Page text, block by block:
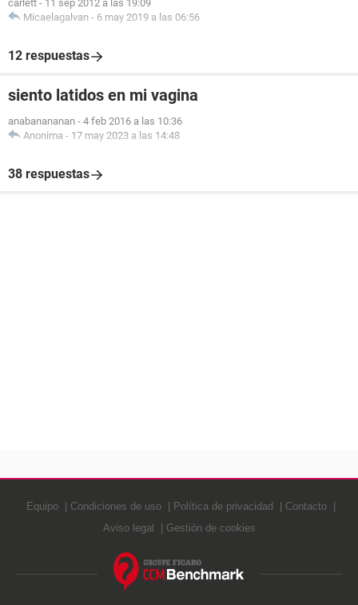
carlett - 11 sep 2012 a las 19:09
Micaelagalvan - 6 may 2019 a las 06:56
12 respuestas
siento latidos en mi vagina
anabanananan - 4 feb 2016 a las 10:36
Anonima - 17 may 2023 a las 14:48
38 respuestas
Equipo Condiciones de uso Política de privacidad
Contacto
Aviso legal
Gestión de cookies